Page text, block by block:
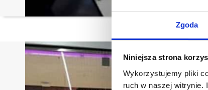
Zgoda
Niniejsza strona
Wykorzystujemy pliki
ruch w naszej witrynie.